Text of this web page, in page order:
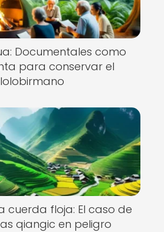
Documentales como
para conservar el
lolobirmano
cuerda floja: El caso de
qiangic en peligro